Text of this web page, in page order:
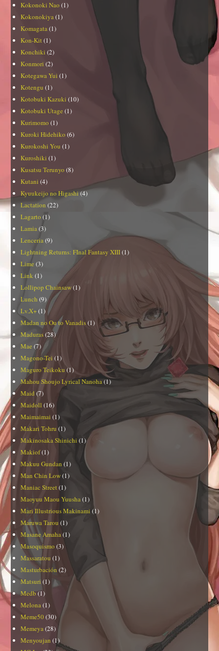
Kokonoki Nao (1)
Kokonokiya(1)
Komagata(1)
Kon-Kit(1)
Konchiki (2)
Konmori (2)
Kotegawa Yui (1)
Kotengu (1)
Kotobuki Kazuki (10)
Kotobuki Utage (1)
Kurimomo (1)
Kuroki Hidehiko (6)
Kurokoshi You (1)
Kuroshiki (1)
Kusatsu Terunyo (8)
Kutani (4)
Kyuukeijo no Higashi(4)
Lactation (22)
Lagarto (1)
Lamia(3)
Lenceria(9)
Lightning Returns: FInal Fantasy XIII(1)
Lime (3)
Link (1)
Lollipop Chainsaw(1)
Lunch (9)
Lv.X+(1)
Madan no Ou to Vanadis(1)
Maduras(28)
Mae (7)
Magono-Tei (1)
Maguro Teikoku (1)
Mahou Shoujo Lyrical Nanoha(1)
Maid (7)
Maidoll (16)
Maimaimai (1)
Makari Tohru (1)
Makinosaka Shinichi (1)
Makiof(1)
Makuu Gundan (1)
Man Chin Low(1)
Maniac Street(1)
Maoyuu Maou Yuusha(1)
Mari Illustrious Makinami (1)
Maruwa Tarou (1)
Masane Amaha(1)
Masoquismo (3)
Massaratou (1)
Masturbación (2)
Matsuri(1)
Medb(1)
Melona(1)
Meme50 (30)
Memeya(28)
Menyoujan (1)